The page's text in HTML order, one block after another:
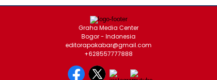
Graha Media Center
Bogor - Indonesia
editorapakabar@gmail.com
+628557777888